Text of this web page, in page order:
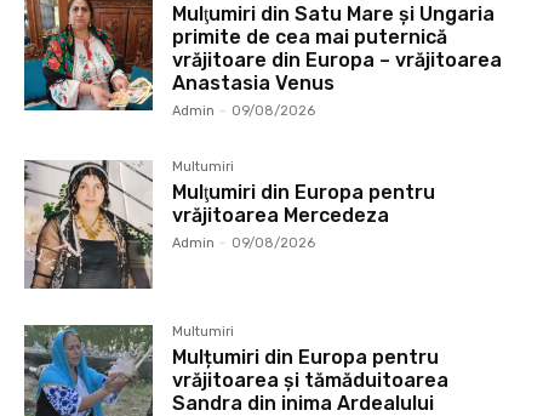
Mulţumiri din Satu Mare și Ungaria
primite de cea mai puternică
vrăjitoare din Europa – vrăjitoarea
Anastasia Venus
Admin - 09/08/2026
Multumiri
Mulţumiri din Europa pentru
vrăjitoarea Mercedeza
Admin - 09/08/2026
Multumiri
Mulțumiri din Europa pentru
vrăjitoarea și tămăduitoarea
Sandra din inima Ardealului